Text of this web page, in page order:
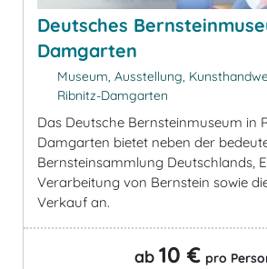
Deutsches
Damgarten
Museum, Ausstellung,
Ribnitz-Damgarten
Das Deutsche Bernsteinmuseum in
Damgarten bietet neben der
Bernsteinsammlung Deutschlands,
Verarbeitung von Bernstein sowie
Verkauf an.
ab 10 € pro